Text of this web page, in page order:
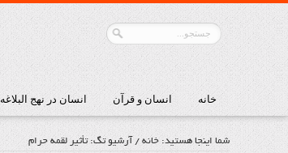
خانه انسان و قرآن انسان در نهج البلاغه
شما اینجا هستید: خانه / آرشیو تگ: تأثیر لقمه حرام